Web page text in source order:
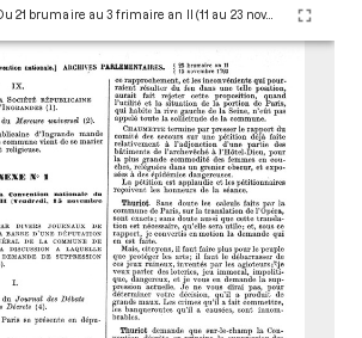
et littéraires, en annexe de la séance
II (15 novembre 1793) [Discussion] pp.293-
sur l'admission à la barre d'une
général de la commune de Paris, d'après
en annexe de la séance du 25 brumaire
1793) [Discussion] p.294
Pierre-Joseph Cambon
Tome LXXIX - Du 21 brumaire au 3 frimaire an II (11 au 23 novembre 1793)